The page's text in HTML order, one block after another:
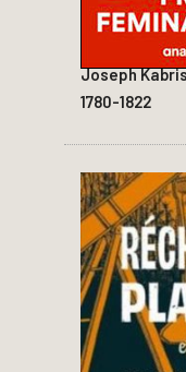
Joseph
1780-1822